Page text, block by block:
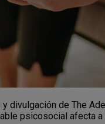
divulgación de The
psicosocial afecta